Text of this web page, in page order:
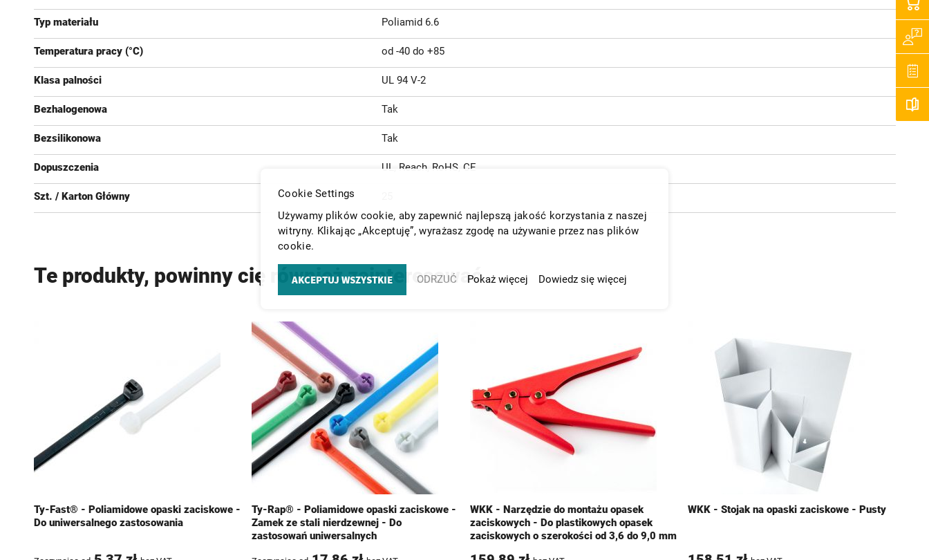
Typ materiału Poliamid 6.6
Temperatura pracy (°C) od -40 do +85
Klasa palności UL 94 V-2
Bezhalogenowa Tak
Bezsilikonowa Tak
Dopuszczenia UL, Reach, RoHS, CE
Szt. / Karton Główny
Te produkty, powinny cię również zainteresować
Ty-Fast® - Poliamidowe opaski zaciskowe -
Do uniwersalnego zastosowania
Ty-Rap® - Poliamidowe opaski zaciskowe -
Zamek ze stali nierdzewnej - Do
zastosowań uniwersalnych
WKK - Narzędzie do montażu opasek
zaciskowych - Do plastikowych opasek
zaciskowych o szerokości od 3,6 do 9,0 mm
WKK - Stojak na opaski zaciskowe - Pusty
Cookie Settings
Używamy plików cookie, aby zapewnić najlepszą jakość korzystania z naszej
witryny. Klikając „Akceptuję”, wyrażasz zgodę na używanie przez nas plików
cookie.
AKCEPTUJ WSZYSTKIE ODRZUĆ Pokaż więcej Dowiedz się więcej